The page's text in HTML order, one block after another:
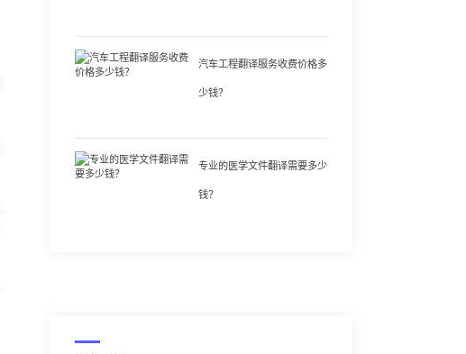
汽车工程翻译服务收费价格多
少钱？
专业的医学文件翻译需要多少
钱？